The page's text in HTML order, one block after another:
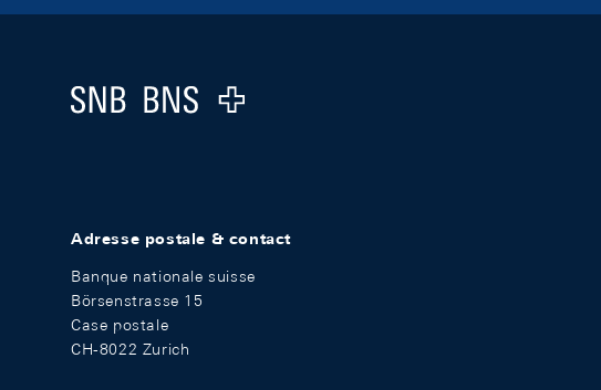
Logo
Adresse postale & contact
Banque nationale suisse
Börsenstrasse 15
Case postale
CH-8022 Zurich